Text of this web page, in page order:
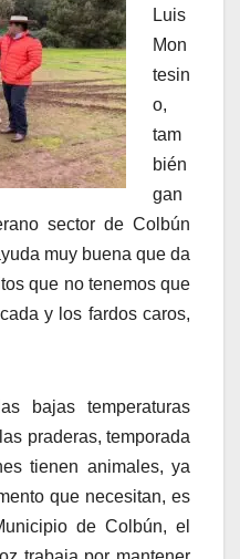
Luis
Mon
tesin
o,
tam
bién
gan
sector de Colbún
muy buena que da
que no tenemos que
y los fardos caros,
bajas temperaturas
praderas, temporada
tienen animales, ya
que necesitan, es
de Colbún, el